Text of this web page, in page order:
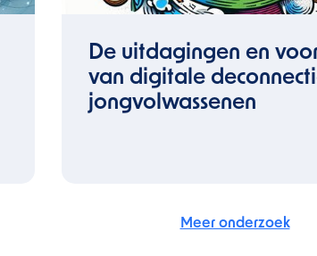
De uitdagingen en
van digitale
jongvolwassenen
Meer onderzoek